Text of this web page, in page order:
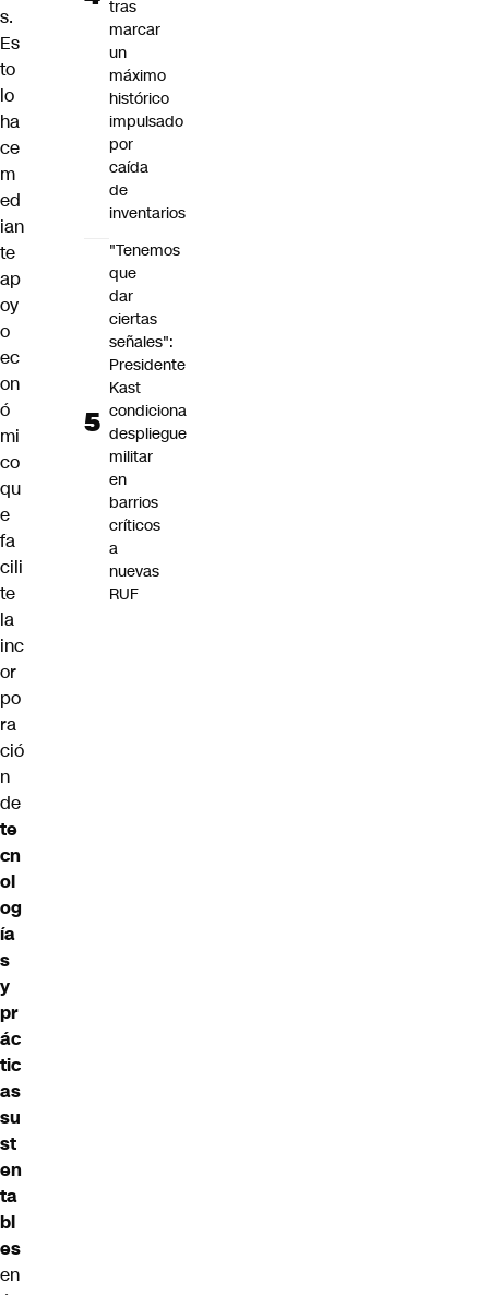
s.
Es
to
lo
ha
ce
m
ed
ian
te
ap
oy
o
ec
on
ó
mi
co
qu
e
fa
cili
te
la
inc
or
po
ra
ció
n
de
te
cn
ol
og
ía
s
y
pr
ác
tic
as
su
st
en
ta
bl
es
en
tras
marcar
un
máximo
histórico
impulsado
por
caída
de
inventarios
"Tenemos
que
dar
ciertas
señales":
Presidente
Kast
condiciona
despliegue
militar
en
barrios
críticos
a
nuevas
RUF